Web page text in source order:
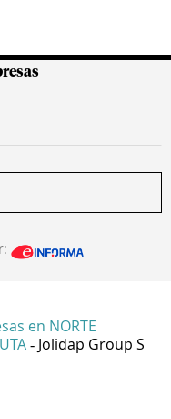
en NORTE
- Jolidap Group S